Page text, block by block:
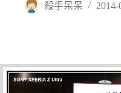
殺手呆呆 2014-